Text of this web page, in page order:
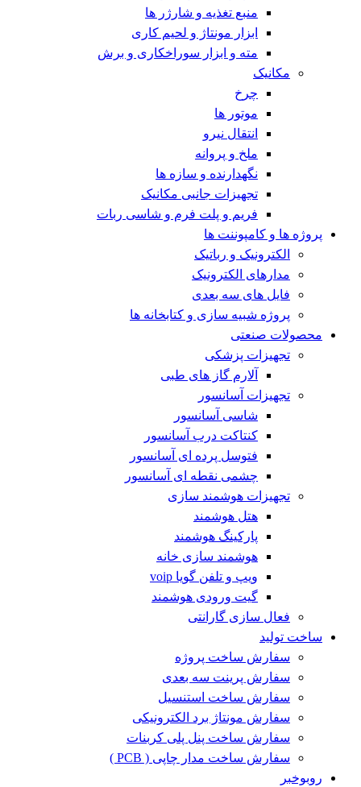
منبع تغذیه و شارژر ها
ابزار مونتاژ و لحیم کاری
مته و ابزار سوراخکاری و برش
مکانیک
چرخ
موتور ها
انتقال نیرو
ملخ و پروانه
نگهدارنده و سازه ها
تجهیزات جانبی مکانیک
فریم و پلت فرم و شاسی ربات
پروژه ها و کامپوننت ها
الکترونیک و رباتیک
مدارهای الکترونیک
فایل های سه بعدی
پروژه شبیه سازی و کتابخانه ها
محصولات صنعتی
تجهیزات پزشکی
آلارم گاز های طبی
تجهیزات آسانسور
شاسی آسانسور
کنتاکت درب آسانسور
فتوسل پرده ای آسانسور
چشمی نقطه ای آسانسور
تجهیزات هوشمند سازی
هتل هوشمند
پارکینگ هوشمند
هوشمند سازی خانه
ویپ و تلفن گویا voip
گیت ورودی هوشمند
فعال سازی گارانتی
ساخت تولید
سفارش ساخت پروژه
سفارش پرینت سه بعدی
سفارش ساخت استنسیل
سفارش مونتاژ برد الکترونیکی
سفارش ساخت پنل پلی کربنات
سفارش ساخت مدار چاپی ( PCB )
روبوخبر